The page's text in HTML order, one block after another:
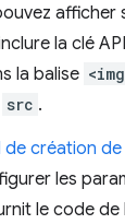
afficher
la clé
la balise
src .
de création
les
le code de